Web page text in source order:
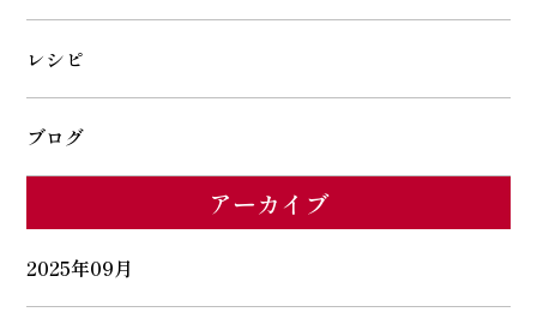
レシピ
ブログ
アーカイブ
2025年09月